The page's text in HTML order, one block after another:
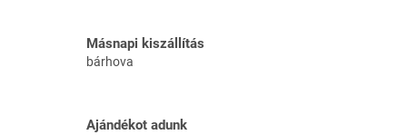
Másnapi kiszállítás
bárhova
Ajándékot adunk